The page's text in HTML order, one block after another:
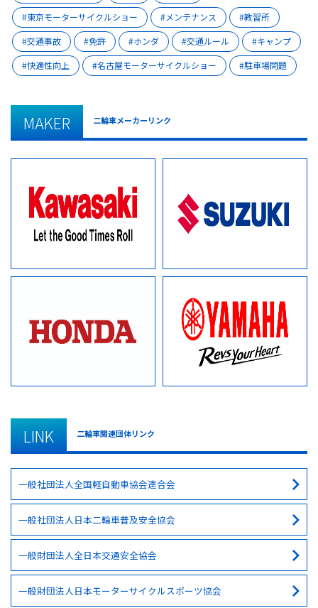
東京モーターサイクルショー
メンテナンス
教習所
交通事故
免許 ホンダ 交通ルール
キャンプ
快適性向上
名古屋モーターサイクルショー 駐車場問題
MAKER 二輪車メーカーリンク
LINK 二輪車関連団体リンク
一般社団法人全国軽自動車協会連合会
一般社団法人日本二輪車普及安全協会
一般財団法人全日本交通安全協会
一般財団法人日本モーターサイクルスポーツ協会